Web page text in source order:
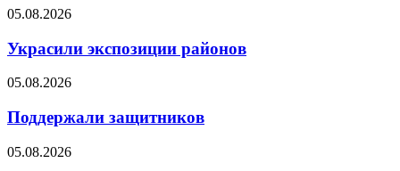
05.08.2026
Украсили экспозиции районов
05.08.2026
Поддержали защитников
05.08.2026